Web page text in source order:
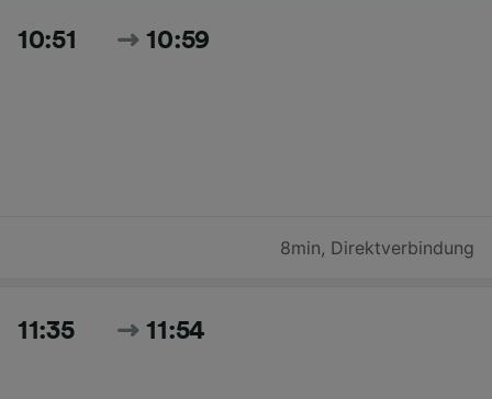
10:51 10:59
8min, Direktverbindung
11:35 11:54